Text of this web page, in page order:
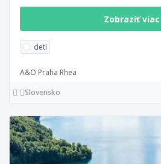
Zobraziť viac
deti
A&O Praha Rhea
Slovensko